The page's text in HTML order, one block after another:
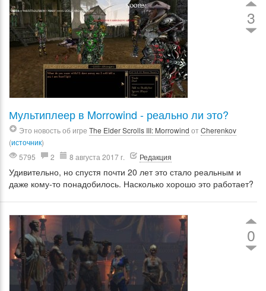
3
Мультиплеер в Morrowind - реально ли это?
Это новость об игре The Elder Scrolls III: Morrowind отCherenkov
(источник)
5795
2 8 августа 2017 г. Редакция
Удивительно, но спустя почти 20 лет это стало реальным и
даже кому-то понадобилось. Насколько хорошо это работает?
0